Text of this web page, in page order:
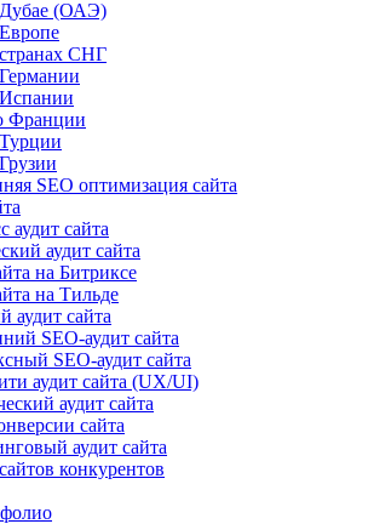
(ОАЭ)
СНГ
Франции
SEO оптимизация сайта
аудит сайта
аудит сайта
на Битриксе
на Тильде
аудит сайта
SEO-аудит сайта
SEO-аудит сайта
аудит сайта (UX/UI)
аудит сайта
сайта
аудит сайта
конкурентов